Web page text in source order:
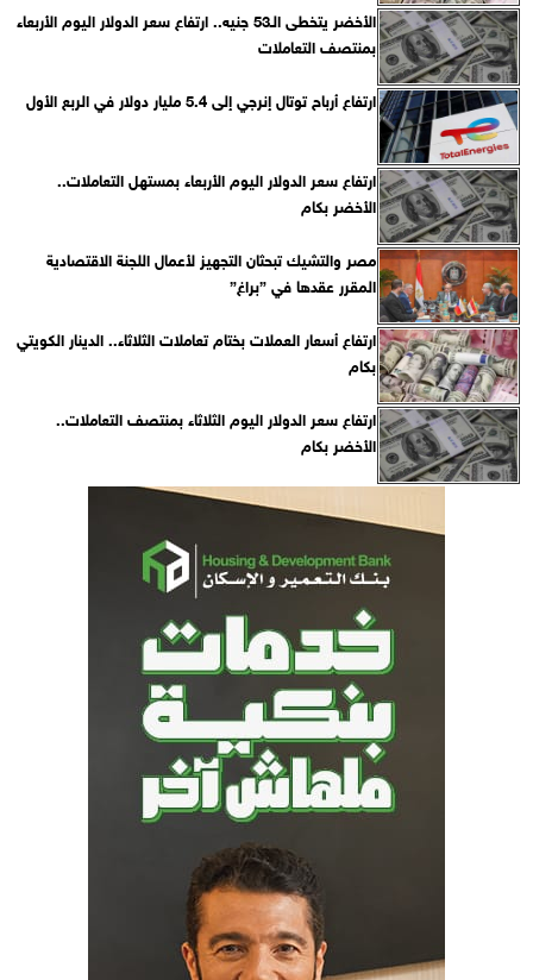
الأخضر يتخطى الـ53 جنيه.. ارتفاع سعر الدولار اليوم الأربعاء
بمنتصف التعاملات
ارتفاع أرباح توتال إنرجي إلى 5.4 مليار دولار في الربع الأول
ارتفاع سعر الدولار اليوم الأربعاء بمستهل التعاملات..
الأخضر بكام
مصر والتشيك تبحثان التجهيز لأعمال اللجنة الاقتصادية
المقرر عقدها في ”براغ”
ارتفاع أسعار العملات بختام تعاملات الثلاثاء.. الدينار الكويتي
بكام
ارتفاع سعر الدولار اليوم الثلاثاء بمنتصف التعاملات..
الأخضر بكام